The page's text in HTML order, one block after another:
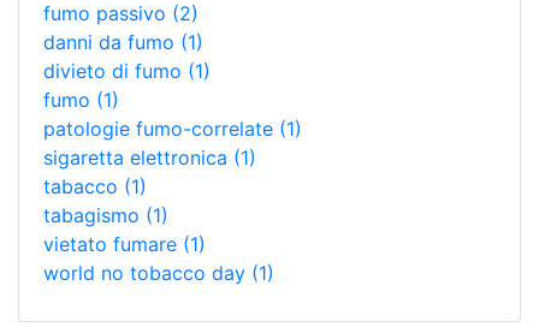
fumo passivo (2)
danni da fumo (1)
divieto di fumo (1)
fumo (1)
patologie fumo-correlate (1)
sigaretta elettronica (1)
tabacco (1)
tabagismo (1)
vietato fumare (1)
world no tobacco day (1)